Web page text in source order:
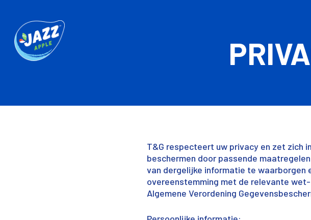
T&G respecteert uw privacy en zet zich
beschermen door passende
van dergelijke informatie te waarborgen
overeenstemming met de relevante
Algemene Verordening